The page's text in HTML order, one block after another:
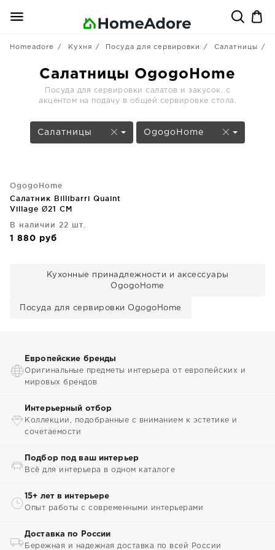
Homeadore Кухня Посуда для сервировки Салатницы
Салатницы OgogoHome
Посуда для сервировки салатов и закусок, с
акцентом на подачу в общей сервировке стола.
Салатницы OgogoHome
OgogoHome
Салатник Billibarri Quaint
Village Ø21 CM
В наличии 22 шт.
1 880 руб
Кухонные принадлежности и аксессуары
OgogoHome
Посуда для сервировки OgogoHome
Европейские бренды
Оригинальные предметы интерьера от европейских и
мировых брендов
Интерьерный отбор
Коллекции, подобранные с вниманием к эстетике и
сочетаемости
Подбор под ваш интерьер
Всё для интерьера в одном каталоге
15+ лет в интерьере
Опыт работы с современными интерьерами
Доставка по России
Бережная и надежная доставка по всей России